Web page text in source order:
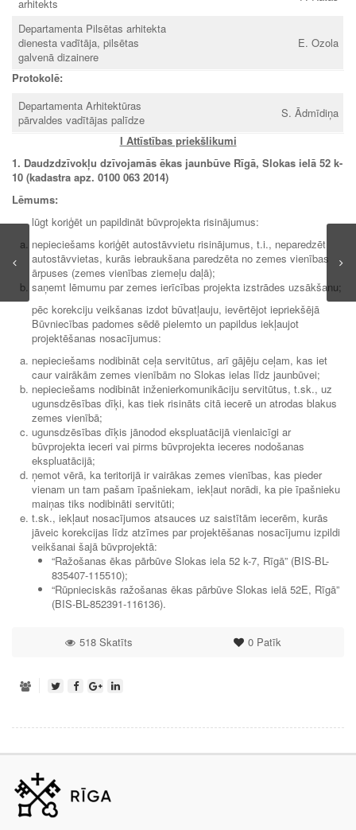
arhitekts
Departamenta Pilsētas arhitekta
dienesta vadītāja, pilsētas
galvenā dizainere
E. Ozola
Protokolē:
Departamenta Arhitektūras
pārvaldes vadītājas palīdze
S. Ādmīdiņa
I Attīstības priekšlikumi
1. Daudzdzīvokļu dzīvojamās ēkas jaunbūve Rīgā, Slokas ielā 52 k-
10 (kadastra apz. 0100 063 2014)
Lēmums:
lūgt koriģēt un papildināt būvprojekta risinājumus:
nepieciešams koriģēt autostāvvietu risinājumus, t.i., neparedzēt
autostāvvietas, kurās iebraukšana paredzēta no zemes vienības
ārpuses (zemes vienības ziemeļu daļā);
saņemt lēmumu par zemes ierīcības projekta izstrādes uzsākšanu;
pēc korekciju veikšanas izdot būvatļauju, ievērtējot iepriekšējā
Būvniecības padomes sēdē pielemto un papildus iekļaujot
projektēšanas nosacījumus:
nepieciešams nodibināt ceļa servitūtus, arī gājēju ceļam, kas iet
caur vairākām zemes vienībām no Slokas ielas līdz jaunbūvei;
nepieciešams nodibināt inženierkomunikāciju servitūtus, t.sk., uz
ugunsdzēsības dīķi, kas tiek risināts citā iecerē un atrodas blakus
zemes vienībā;
ugunsdzēsības dīķis jānodod ekspluatācijā vienlaicīgi ar
būvprojekta ieceri vai pirms būvprojekta ieceres nodošanas
ekspluatācijā;
ņemot vērā, ka teritorijā ir vairākas zemes vienības, kas pieder
vienam un tam pašam īpašniekam, iekļaut norādi, ka pie īpašnieku
maiņas tiks nodibināti servitūti;
t.sk., iekļaut nosacījumos atsauces uz saistītām iecerēm, kurās
jāveic korekcijas līdz atzīmes par projektēšanas nosacījumu izpildi
veikšanai šajā būvprojektā:
“Ražošanas ēkas pārbūve Slokas iela 52 k-7, Rīgā” (BIS-BL-
835407-115510);
“Rūpnieciskās ražošanas ēkas pārbūve Slokas ielā 52E, Rīgā”
(BIS-BL-852391-116136).
0Patīk
518 Skatīts